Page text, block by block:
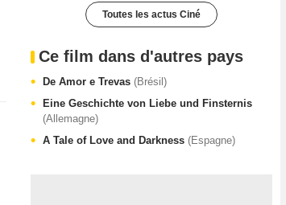
Toutes les actus Ciné
Ce film dans d'autres pays
De Amor e Trevas (Brésil)
Eine Geschichte von Liebe und Finsternis
(Allemagne)
A Tale of Love and Darkness (Espagne)